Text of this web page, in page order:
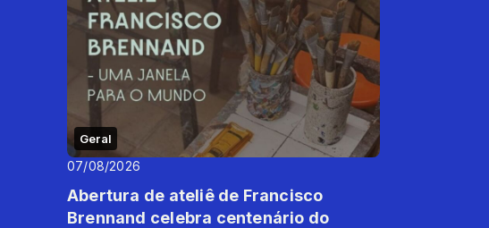
Geral
07/08/2026
Abertura de ateliê de Francisco
Brennand celebra centenário do